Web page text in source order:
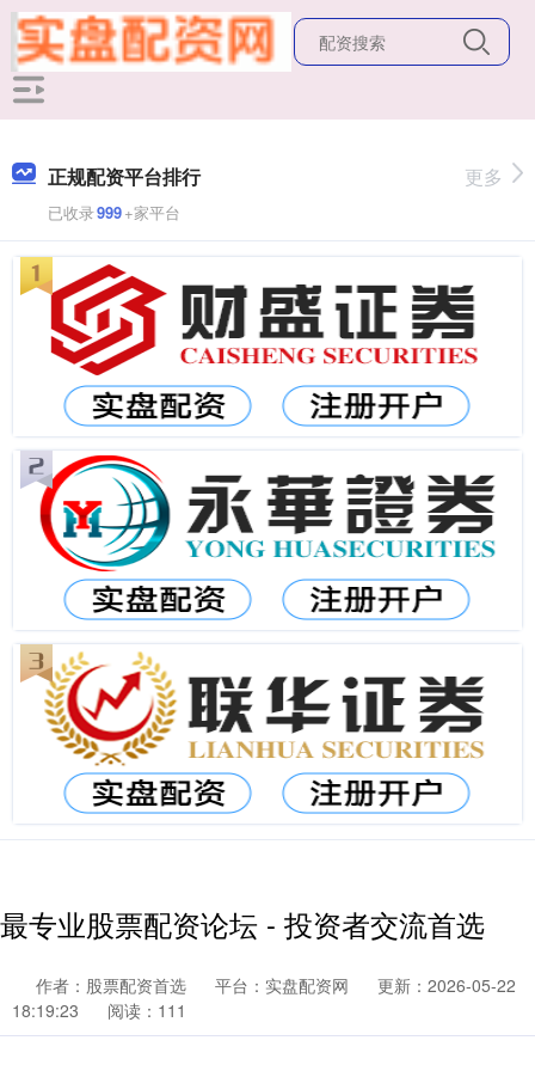
正规配资平台排行
已收录999+家平台
更多
最专业股票配资论坛 - 投资者交流首选
作者：股票配资首选 平台：实盘配资网
更新：2026-05-22
18:19:23
阅读：111